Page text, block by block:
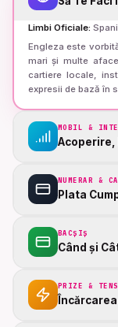
Limbi Oficiale:
Engleza este
mari și multe
cartiere locale,
expresii de bază în
MOBIL &
Acoperire,
NUMERAR &
Plata
BACȘIȘ
Când și
PRIZE &